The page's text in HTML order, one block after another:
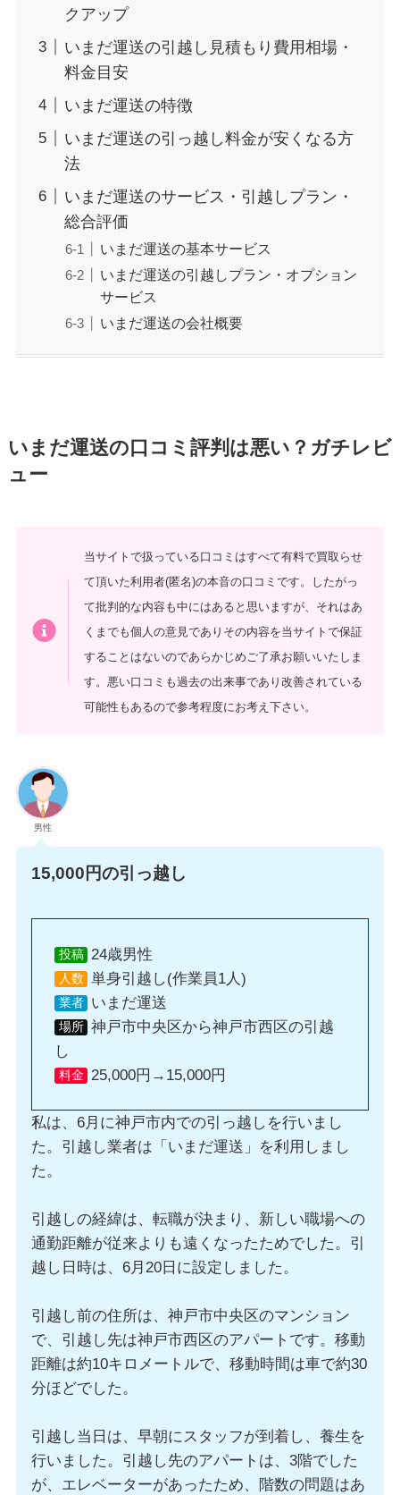
クアップ
いまだ運送の引越し見積もり費用相場・
料金目安
いまだ運送の特徴
いまだ運送の引っ越し料金が安くなる方
法
いまだ運送のサービス・引越しプラン・
総合評価
いまだ運送の基本サービス
いまだ運送の引越しプラン・オプション
サービス
いまだ運送の会社概要
いまだ運送の口コミ評判は悪い？ガチレビ
ュー
当サイトで扱っている口コミはすべて有料で買取らせ
て頂いた利用者(匿名)の本音の口コミです。したがっ
て批判的な内容も中にはあると思いますが、それはあ
くまでも個人の意見でありその内容を当サイトで保証
することはないのであらかじめご了承お願いいたしま
す。悪い口コミも過去の出来事であり改善されている
可能性もあるので参考程度にお考え下さい。
男性
15,000円の引っ越し
投稿 24歳男性
人数 単身引越し(作業員1人)
業者 いまだ運送
場所 神戸市中央区から神戸市西区の引越
し
料金 25,000円→15,000円
私は、6月に神戸市内での引っ越しを行いまし
た。引越し業者は「いまだ運送」を利用しまし
た。
引越しの経緯は、転職が決まり、新しい職場への
通勤距離が従来よりも遠くなったためでした。引
越し日時は、6月20日に設定しました。
引越し前の住所は、神戸市中央区のマンション
で、引越し先は神戸市西区のアパートです。移動
距離は約10キロメートルで、移動時間は車で約30
分ほどでした。
引越し当日は、早朝にスタッフが到着し、養生を
行いました。引越し先のアパートは、3階でした
が、エレベーターがあったため、階数の問題はあ